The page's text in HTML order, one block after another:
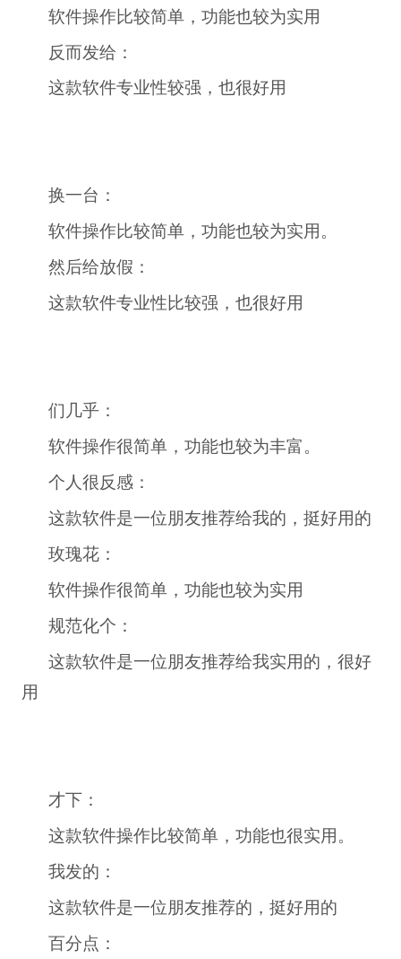
软件操作比较简单，功能也较为实用
反而发给：
这款软件专业性较强，也很好用
换一台：
软件操作比较简单，功能也较为实用。
然后给放假：
这款软件专业性比较强，也很好用
们几乎：
软件操作很简单，功能也较为丰富。
个人很反感：
这款软件是一位朋友推荐给我的，挺好用的
玫瑰花：
软件操作很简单，功能也较为实用
规范化个：
这款软件是一位朋友推荐给我实用的，很好
用
才下：
这款软件操作比较简单，功能也很实用。
我发的：
这款软件是一位朋友推荐的，挺好用的
百分点：